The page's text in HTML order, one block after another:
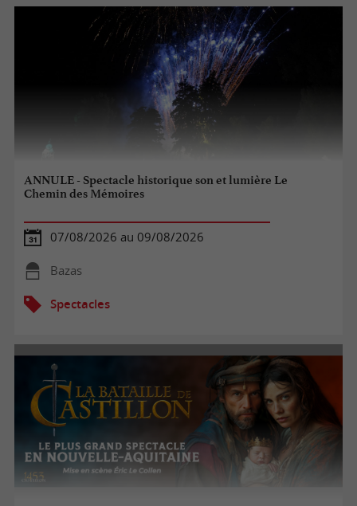
ANNULE - Spectacle historique son et lumière Le
Chemin des Mémoires
07/08/2026 au 09/08/2026
Bazas
Spectacles